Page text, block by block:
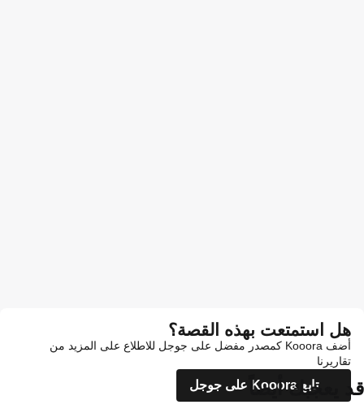
هل استمتعت بهذه القصة؟
أضف Kooora كمصدر مفضل على جوجل للاطلاع على المزيد من
تقاريرنا
تابع Kooora على جوجل
قد يعجبك أيضاً